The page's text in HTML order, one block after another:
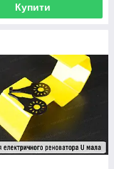
Купити